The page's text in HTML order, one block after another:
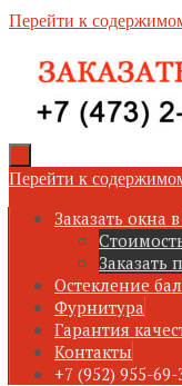
Перейти к
Перейти к
Заказать окна
Заказать
Остекление
Фурнитура
Гарантия
Контакты
+7 (952) 955-69-